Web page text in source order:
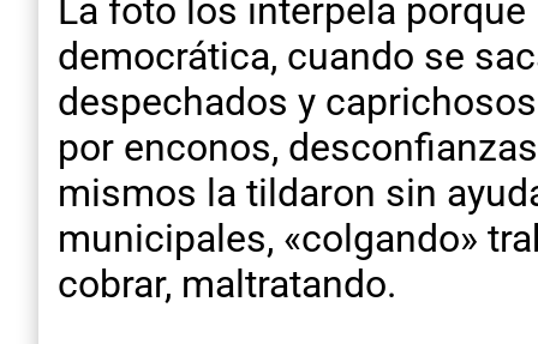
La foto los interpela
democrática, cuando se
despechados y
por enconos,
mismos la tildaron sin
municipales, «colgando»
cobrar, maltratando.